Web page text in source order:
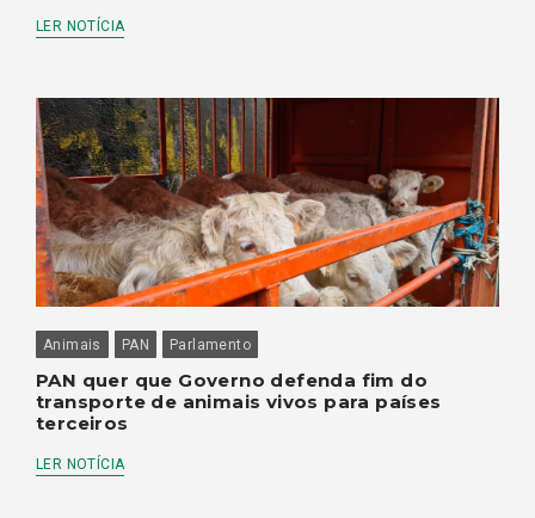
LER NOTÍCIA
Animais PAN Parlamento
PAN quer que Governo defenda fim do
transporte de animais vivos para países
terceiros
LER NOTÍCIA